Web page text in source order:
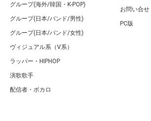
グループ(海外/韓国・K-POP)
グループ(日本/バンド/男性)
グループ(日本/バンド/女性)
ヴィジュアル系（V系）
ラッパー・HIPHOP
演歌歌手
配信者・ボカロ
お問い合せ
PC版